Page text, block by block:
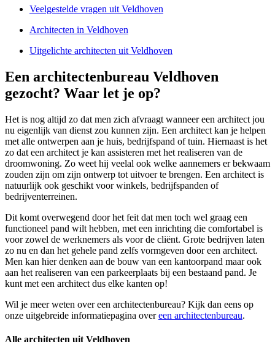
Veelgestelde vragen uit Veldhoven
Architecten in Veldhoven
Uitgelichte architecten uit Veldhoven
Een architectenbureau Veldhoven
gezocht? Waar let je op?
Het is nog altijd zo dat men zich afvraagt wanneer een architect jou
nu eigenlijk van dienst zou kunnen zijn. Een architect kan je helpen
met alle ontwerpen aan je huis, bedrijfspand of tuin. Hiernaast is het
zo dat een architect je kan assisteren met het realiseren van de
droomwoning. Zo weet hij veelal ook welke aannemers er bekwaam
zouden zijn om zijn ontwerp tot uitvoer te brengen. Een architect is
natuurlijk ook geschikt voor winkels, bedrijfspanden of
bedrijventerreinen.
Dit komt overwegend door het feit dat men toch wel graag een
functioneel pand wilt hebben, met een inrichting die comfortabel is
voor zowel de werknemers als voor de cliënt. Grote bedrijven laten
zo nu en dan het gehele pand zelfs vormgeven door een architect.
Men kan hier denken aan de bouw van een kantoorpand maar ook
aan het realiseren van een parkeerplaats bij een bestaand pand. Je
kunt met een architect dus elke kanten op!
Wil je meer weten over een architectenbureau? Kijk dan eens op
onze uitgebreide informatiepagina overeen architectenbureau.
Alle architecten uit Veldhoven